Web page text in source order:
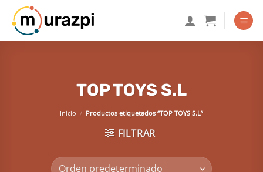
Saltar
contenido
TOP TOYS S.L
Inicio / Productos etiquetados “TOP TOYS S.L”
FILTRAR